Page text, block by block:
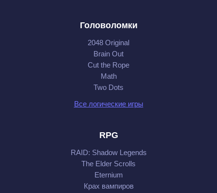
Головоломки
2048 Original
Brain Out
Cut the Rope
Math
Two Dots
Все логические игры
RPG
RAID: Shadow Legends
The Elder Scrolls
Eternium
Крах вампиров